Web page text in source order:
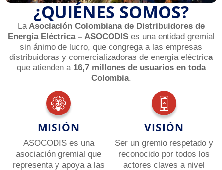
¿QUIÉNES SOMOS?
LaAsociación Colombiana de Distribuidores de
Energía Eléctrica – ASOCODISes una entidad gremial
sin ánimo de lucro, que congrega a las empresas
distribuidoras y comercializadoras de energía eléctrica
que atienden a 16,7 millones de usuarios en toda
Colombia.
MISIÓN
ASOCODIS es una
asociación gremial que
representa y apoya a las
VISIÓN
Ser un gremio respetado y
reconocido por todos los
actores claves a nivel